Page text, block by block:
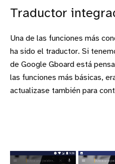
Traductor
Una de las funciones más
ha sido el traductor. Si
de Google Gboard está
las funciones más básicas,
actualizase también para